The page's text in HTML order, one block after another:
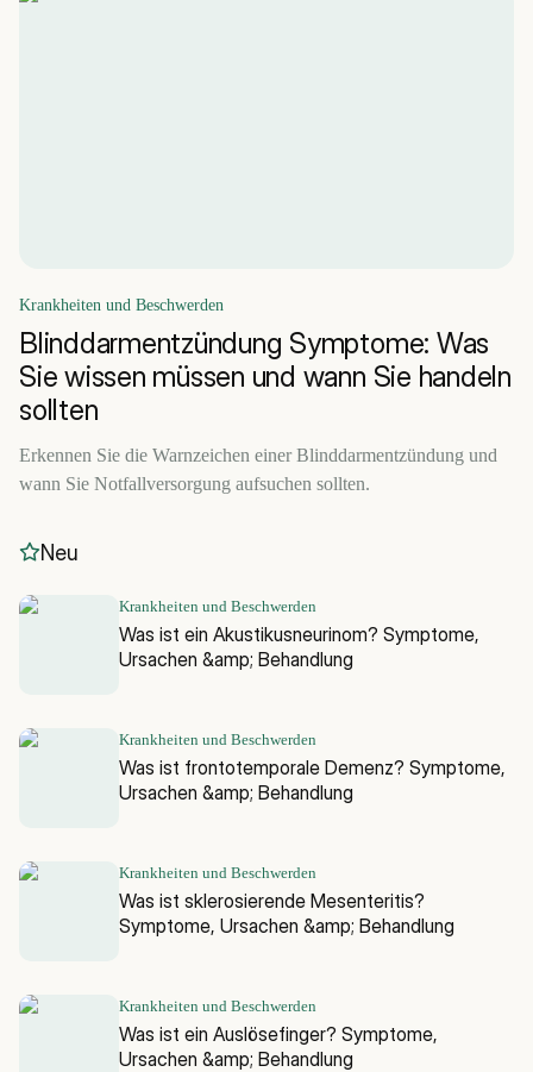
Krankheiten und Beschwerden
Blinddarmentzündung Symptome: Was
Sie wissen müssen und wann Sie handeln
sollten
Erkennen Sie die Warnzeichen einer Blinddarmentzündung und
wann Sie Notfallversorgung aufsuchen sollten.
Neu
Krankheiten und Beschwerden
Was ist ein Akustikusneurinom? Symptome,
Ursachen &amp; Behandlung
Krankheiten und Beschwerden
Was ist frontotemporale Demenz? Symptome,
Ursachen &amp; Behandlung
Krankheiten und Beschwerden
Was ist sklerosierende Mesenteritis?
Symptome, Ursachen &amp; Behandlung
Krankheiten und Beschwerden
Was ist ein Auslösefinger? Symptome,
Ursachen &amp; Behandlung